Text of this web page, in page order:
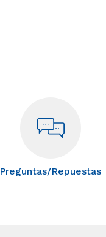
Preguntas/Repuestas